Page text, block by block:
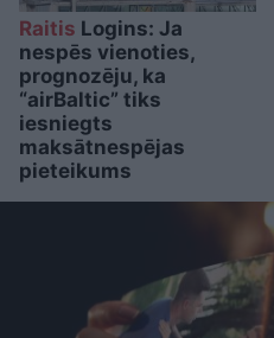
Raitis Logins: Ja
nespēs vienoties,
prognozēju, ka
“airBaltic” tiks
iesniegts
maksātnespējas
pieteikums